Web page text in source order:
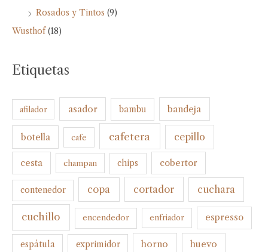
Rosados y Tintos (9)
Wusthof (18)
Etiquetas
afilador asador bambu bandeja
botella cafe cafetera cepillo
cesta champan chips cobertor
contenedor copa cortador cuchara
cuchillo encendedor enfriador espresso
espátula exprimidor horno huevo